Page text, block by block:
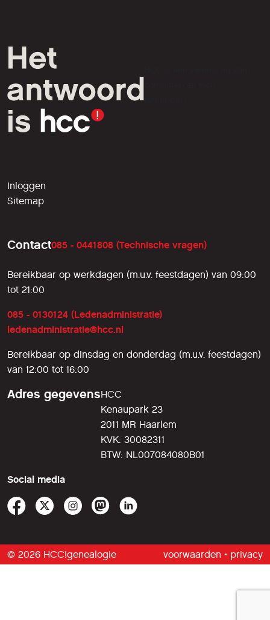
liefhebbers.
Inloggen
Sitemap
Contact085 - 0441808 (Technische vragen)
Bereikbaar op werkdagen (m.u.v. feestdagen) van 09:00
tot 21:00
085 - 0130124 (Ledenadministratie)
ledenadministratie@hcc.nl
Bereikbaar op dinsdag en donderdag (m.u.v. feestdagen)
van 12:00 tot 16:00
Adres gegevensHCC
Kenaupark 23
2011 MR Haarlem
KVK: 30082311
BTW: NL007084080B01
Social media
© 2026 HCC!genealogie voorwaarden • privacy